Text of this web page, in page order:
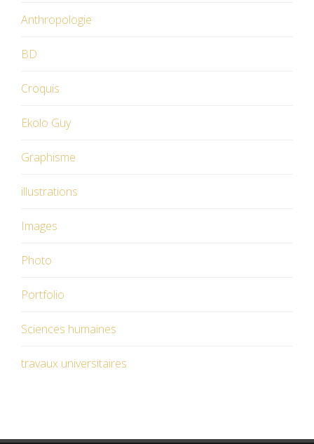
Anthropologie
BD
Croquis
Ekolo Guy
Graphisme
illustrations
Images
Photo
Portfolio
Sciences humaines
travaux universitaires